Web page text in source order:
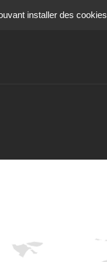
installer des cookies